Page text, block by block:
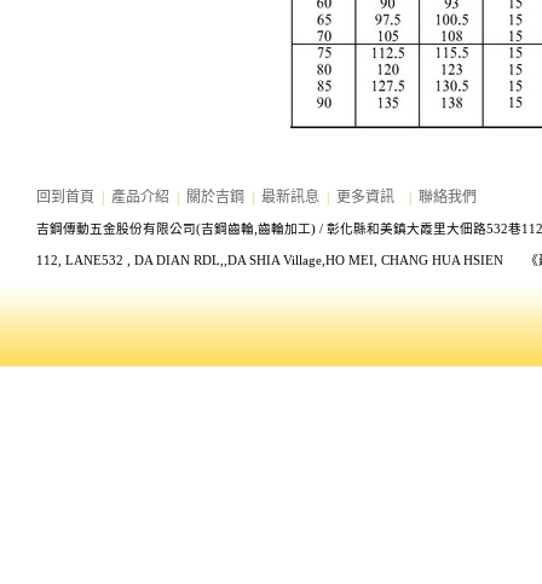
回到首頁 產品介紹 關於吉鋼 最新訊息 更多資訊 聯絡我們
吉鋼傳動五金股份有限公司(吉鋼齒輪,齒輪加工) / 彰化縣和美鎮大霞里大佃路532巷
112, LANE532 , DA DIAN RDL,,DA SHIA Village,HO MEI, CHANG HUA HSIEN